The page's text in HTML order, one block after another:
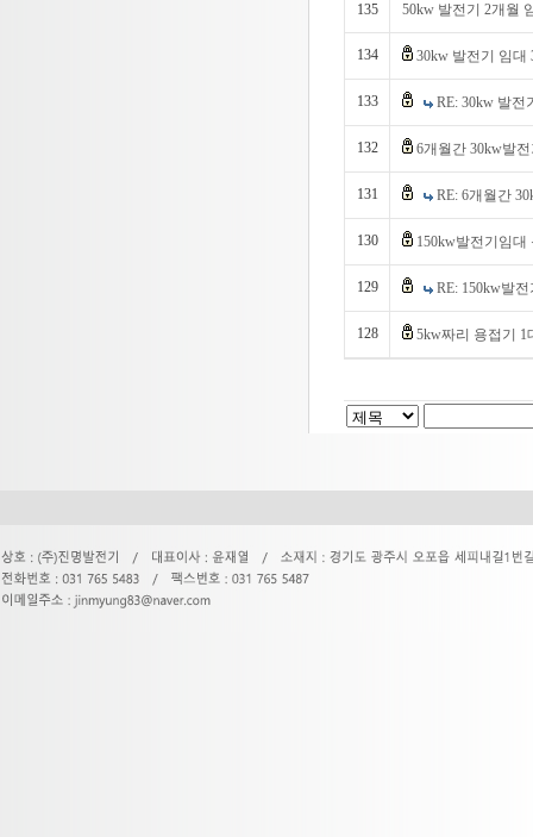
135 50kw 발전기 2개월
134 30kw 발전기 임대
133 RE: 30kw 발전
132 6개월간 30kw발
131 RE: 6개월간
130 150kw발전기임대
129 RE: 150kw발
128 5kw짜리 용접기 1